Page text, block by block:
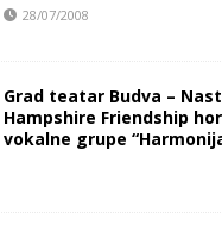
28/07/2008
Grad teatar Budva –
Hampshire Friendship
vokalne grupe